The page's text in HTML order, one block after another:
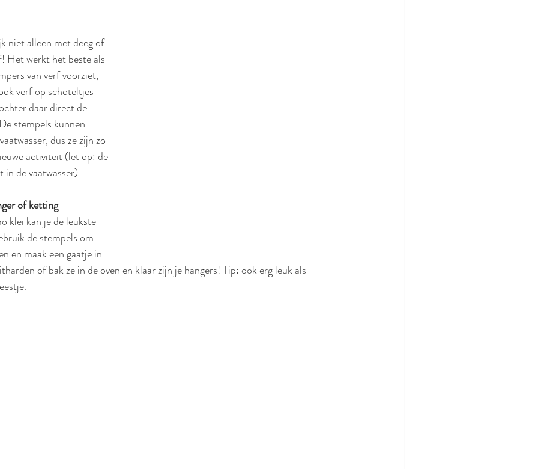
niet alleen met deeg of
Het werkt het beste als
van verf voorziet,
verf op schoteltjes
daar direct de
stempels kunnen
dus ze zijn zo
activiteit (let op: de
de vaatwasser).
of ketting
klei kan je de leukste
de stempels om
en maak een gaatje in
of bak ze in de oven en klaar zijn je hangers! Tip: ook erg leuk als